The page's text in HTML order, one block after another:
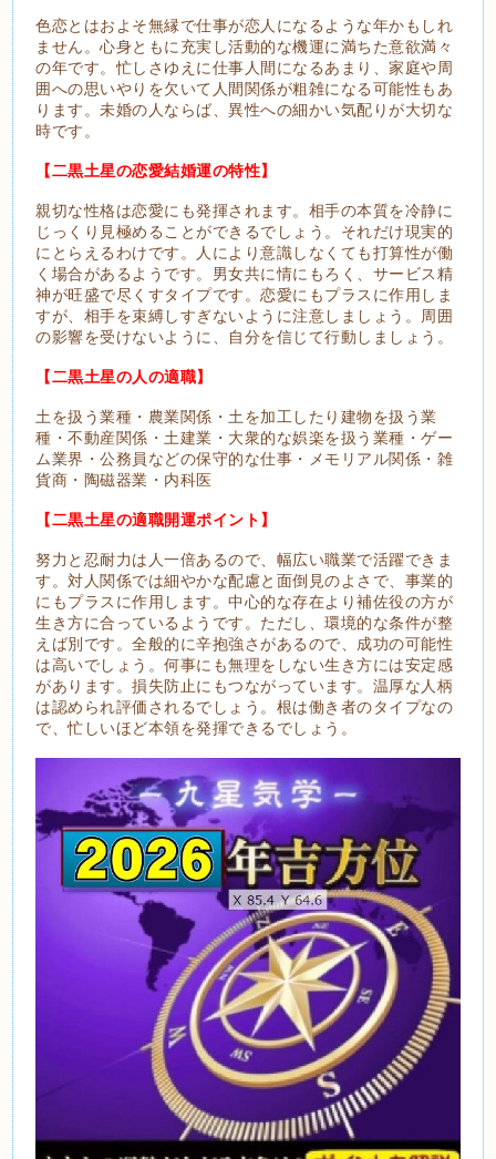
色恋とはおよそ無縁で仕事が恋人になるような年かもしれ
ません。心身ともに充実し活動的な機運に満ちた意欲満々
の年です。忙しさゆえに仕事人間になるあまり、家庭や周
囲への思いやりを欠いて人間関係が粗雑になる可能性もあ
ります。未婚の人ならば、異性への細かい気配りが大切な
時です。
【二黒土星の恋愛結婚運の特性】
親切な性格は恋愛にも発揮されます。相手の本質を冷静に
じっくり見極めることができるでしょう。それだけ現実的
にとらえるわけです。人により意識しなくても打算性が働
く場合があるようです。男女共に情にもろく、サービス精
神が旺盛で尽くすタイプです。恋愛にもプラスに作用しま
すが、相手を束縛しすぎないように注意しましょう。周囲
の影響を受けないように、自分を信じて行動しましょう。
【二黒土星の人の適職】
土を扱う業種・農業関係・土を加工したり建物を扱う業
種・不動産関係・土建業・大衆的な娯楽を扱う業種・ゲー
ム業界・公務員などの保守的な仕事・メモリアル関係・雑
貨商・陶磁器業・内科医
【二黒土星の適職開運ポイント】
努力と忍耐力は人一倍あるので、幅広い職業で活躍できま
す。対人関係では細やかな配慮と面倒見のよさで、事業的
にもプラスに作用します。中心的な存在より補佐役の方が
生き方に合っているようです。ただし、環境的な条件が整
えば別です。全般的に辛抱強さがあるので、成功の可能性
は高いでしょう。何事にも無理をしない生き方には安定感
があります。損失防止にもつながっています。温厚な人柄
は認められ評価されるでしょう。根は働き者のタイプなの
で、忙しいほど本領を発揮できるでしょう。